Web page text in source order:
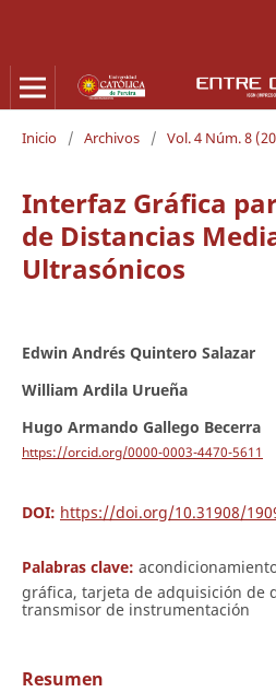
Inicio / Archivos / Vol. 4 Núm. 8
Interfaz Gráfica
de Distancias
Ultrasónicos
Edwin Andrés Quintero Salazar
William Ardila Urueña
Hugo Armando Gallego Becerra
https://orcid.org/0000-0003-4470-5611
DOI: https://doi.org/10.31908/
Palabras clave:
gráfica, tarjeta de adquisición de
transmisor de instrumentación
Resumen